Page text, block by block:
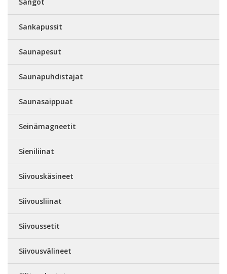
Sankapussit
Saunapesut
Saunapuhdistajat
Saunasaippuat
Seinämagneetit
Sieniliinat
Siivouskäsineet
Siivousliinat
Siivoussetit
Siivousvälineet